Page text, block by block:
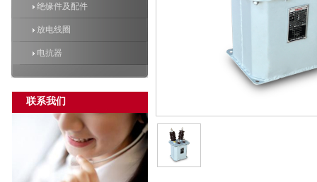
绝缘件及配件
放电线圈
电抗器
联系我们